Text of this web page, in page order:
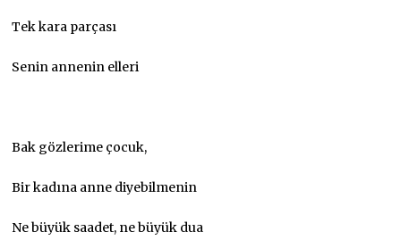
Tek kara parçası
Senin annenin elleri
Bak gözlerime çocuk,
Bir kadına anne diyebilmenin
Ne büyük saadet, ne büyük dua